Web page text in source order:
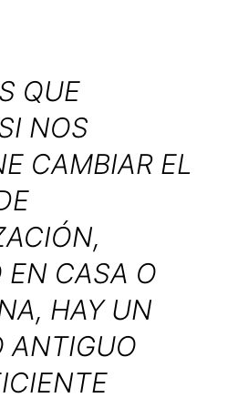
QUE
NOS
CAMBIAR EL
EN CASA O
HAY UN
ANTIGUO